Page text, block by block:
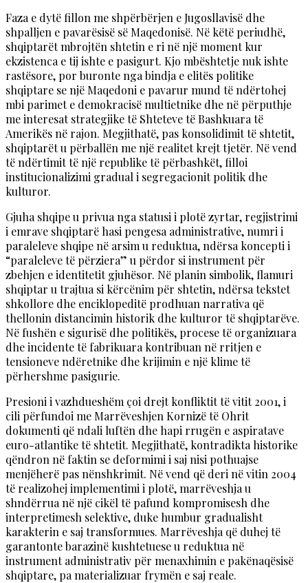
Faza e dytë fillon me shpërbërjen e Jugosllavisë dhe
shpalljen e pavarësisë së Maqedonisë. Në këtë periudhë,
shqiptarët mbrojtën shtetin e ri në një moment kur
ekzistenca e tij ishte e pasigurt. Kjo mbështetje nuk ishte
rastësore, por buronte nga bindja e elitës politike
shqiptare se një Maqedoni e pavarur mund të ndërtohej
mbi parimet e demokracisë multietnike dhe në përputhje
me interesat strategjike të Shteteve të Bashkuara të
Amerikës në rajon. Megjithatë, pas konsolidimit të shtetit,
shqiptarët u përballën me një realitet krejt tjetër. Në vend
të ndërtimit të një republike të përbashkët, filloi
institucionalizimi gradual i segregacionit politik dhe
kulturor.
Gjuha shqipe u privua nga statusi i plotë zyrtar, regjistrimi
i emrave shqiptarë hasi pengesa administrative, numri i
paraleleve shqipe në arsim u reduktua, ndërsa koncepti i
“paraleleve të përziera” u përdor si instrument për
zbehjen e identitetit gjuhësor. Në planin simbolik, flamuri
shqiptar u trajtua si kërcënim për shtetin, ndërsa tekstet
shkollore dhe enciklopeditë prodhuan narrativa që
thellonin distancimin historik dhe kulturor të shqiptarëve.
Në fushën e sigurisë dhe politikës, procese të organizuara
dhe incidente të fabrikuara kontribuan në rritjen e
tensioneve ndëretnike dhe krijimin e një klime të
përhershme pasigurie.
Presioni i vazhdueshëm çoi drejt konfliktit të vitit 2001, i
cili përfundoi me Marrëveshjen Kornizë të Ohrit
dokumenti që ndali luftën dhe hapi rrugën e aspiratave
euro-atlantike të shtetit. Megjithatë, kontradikta historike
qëndron në faktin se deformimi i saj nisi pothuajse
menjëherë pas nënshkrimit. Në vend që deri në vitin 2004
të realizohej implementimi i plotë, marrëveshja u
shndërrua në një cikël të pafund kompromisesh dhe
interpretimesh selektive, duke humbur gradualisht
karakterin e saj transformues. Marrëveshja që duhej të
garantonte barazinë kushtetuese u reduktua në
instrument administrativ për menaxhimin e pakënaqësisë
shqiptare, pa materializuar frymën e saj reale.